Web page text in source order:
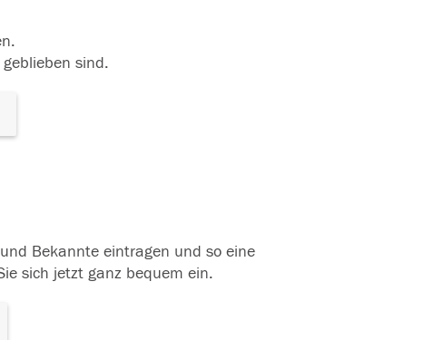
sind.
Bekannte eintragen und so eine
sich jetzt ganz bequem ein.